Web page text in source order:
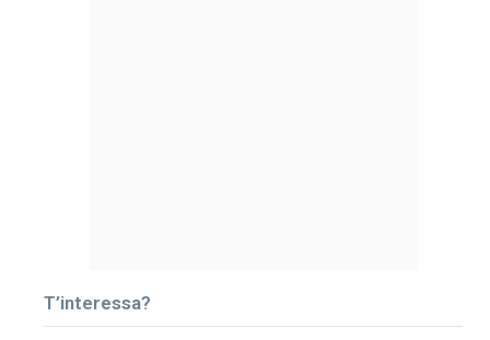
T’interessa?